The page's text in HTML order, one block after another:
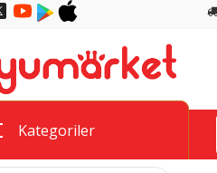
Kategoriler